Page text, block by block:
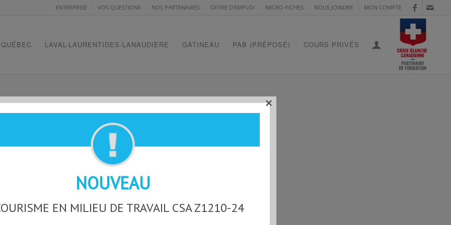
ENTREPRISE VOS QUESTIONS NOS PARTENAIRES OFFRE D’EMPLOI MICRO-FICHES NOUS JOINDRE MON COMPTE
QUÉBEC LAVAL-LAURENTIDES-LANAUDIÈRE GATINEAU PAB (PRÉPOSÉ) COURS PRIVÉS
7-12MOIS
NOUVEAU
EN MILIEU DE TRAVAIL CSA Z1210-24
×